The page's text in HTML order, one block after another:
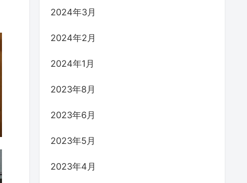
2024年3月
2024年2月
2024年1月
2023年8月
2023年6月
2023年5月
2023年4月